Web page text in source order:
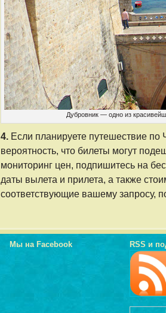
Дубровник — одно из
4. Если планируете путешествие по
вероятность, что билеты могут
мониторинг цен, подпишитесь на
даты вылета и прилета, а также
соответствующие вашему запросу,
Мы на Facebook RSS и